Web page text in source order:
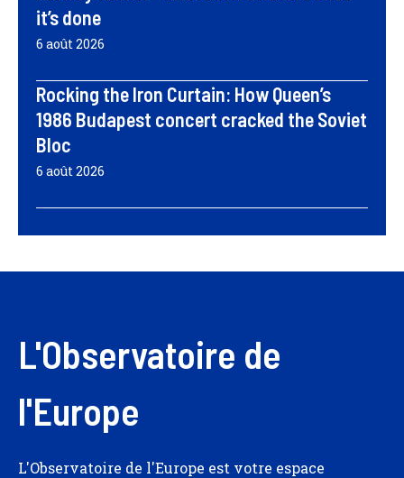
it’s done
6 août 2026
Rocking the Iron Curtain: How Queen’s
1986 Budapest concert cracked the Soviet
Bloc
6 août 2026
L'Observatoire de
l'Europe
L'Observatoire de l'Europe est votre espace